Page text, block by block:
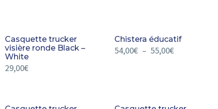
Casquette trucker
visière ronde Black –
White
29,00€
Chistera éducatif
54,00€ – 55,00€